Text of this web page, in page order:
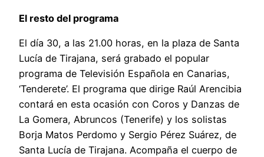
El resto del programa
El día 30, a las 21.00 horas, en la plaza de Santa
Lucía de Tirajana, será grabado el popular
programa de Televisión Española en Canarias,
‘Tenderete’. El programa que dirige Raúl Arencibia
contará en esta ocasión con Coros y Danzas de
La Gomera, Abruncos (Tenerife) y los solistas
Borja Matos Perdomo y Sergio Pérez Suárez, de
Santa Lucía de Tirajana. Acompaña el cuerpo de